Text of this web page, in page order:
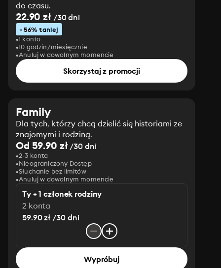
do czasu.
22.90 zł/30 dni
- 56% taniej
1 konto
10 godzin/miesięcznie
Anuluj w dowolnym momencie
Skorzystaj z promocji
Family
Dla tych, którzy chcą dzielić się historiami ze
znajomymi i rodziną.
Od 59.90 zł/30 dni
2-3 konta
Nieograniczony Dostęp
Słuchanie bez limitów
Anuluj w dowolnym momencie
Ty + 1 członek rodziny
2 konta
59.90 zł /30 dni
Wypróbuj